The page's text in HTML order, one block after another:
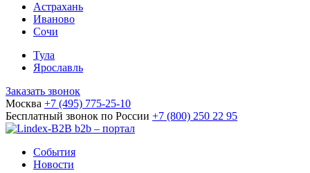
Астрахань
Иваново
Сочи
Тула
Ярославль
Заказать звонок
Москва +7 (495) 775-25-10
Бесплатный звонок по России +7 (800) 250 22 95
b2b – портал
События
Новости